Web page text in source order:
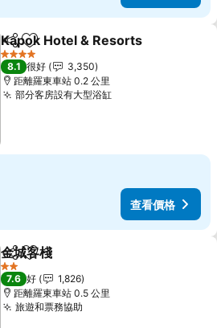
分享 放到收藏夾
Kapok Hotel & Resorts
4 星級
8.1 很好
3,350
距離羅東車站 0.2 公里
部分客房設有大型浴缸查看價格
查看價格
分享 放到收藏夾
金城客棧
2 星級
7.6 好
1,826
距離羅東車站 0.5 公里
旅遊和票務協助